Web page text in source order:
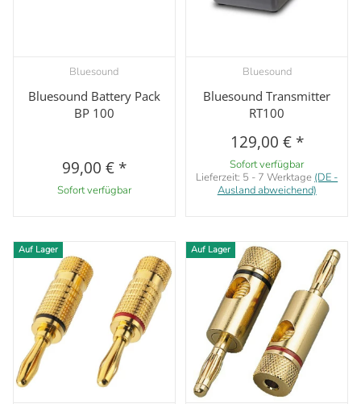
Bluesound
Bluesound Battery Pack
BP 100
99,00 € *
Sofort verfügbar
Bluesound
Bluesound Transmitter
RT100
129,00 € *
Sofort verfügbar
Lieferzeit: 5 - 7 Werktage (DE -
Ausland abweichend)
Auf Lager Auf Lager